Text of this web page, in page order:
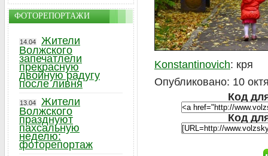
Konstantinovich: кря
Опубликовано: 10
Код
Код
ФОТОРЕПОРТАЖИ
14.04
Жители
Волжского
запечатлели
прекрасную
двойную радугу
после ливня
13.04
Жители
Волжского
празднуют
пахсальную
неделю:
фоторепортаж